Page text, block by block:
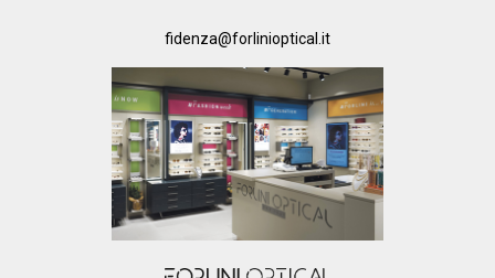
fidenza@forlinioptical.it